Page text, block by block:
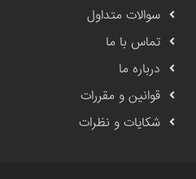
سوالات متداول
تماس با ما
درباره ما
قوانین و مقررات
شکایات و نظرات